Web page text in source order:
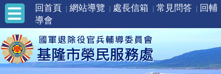
回首頁 網站導覽 處長信箱 常見問答
回輔
導會